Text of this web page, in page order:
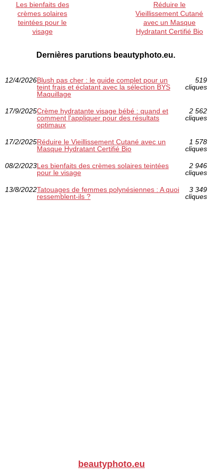
Les bienfaits des
crèmes solaires
teintées pour le
visage
Réduire le
Vieillissement Cutané
avec un Masque
Hydratant Certifié Bio
Dernières parutions beautyphoto.eu.
12/4/2026Blush pas cher : le guide complet pour un
teint frais et éclatant avec la sélection BYS
Maquillage
519
cliques
17/9/2025Crème hydratante visage bébé : quand et
comment l'appliquer pour des résultats
optimaux
2 562
cliques
17/2/2025Réduire le Vieillissement Cutané avec un
Masque Hydratant Certifié Bio
1 578
cliques
08/2/2023Les bienfaits des crèmes solaires teintées
pour le visage
2 946
cliques
13/8/2022Tatouages de femmes polynésiennes : A quoi
ressemblent-ils ?
3 349
cliques
beautyphoto.eu